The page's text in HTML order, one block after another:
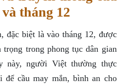
tháng 12
đặc biệt là vào tháng 12, được
trong phong tục dân gian
này, người Việt thường thực
để cầu may mắn, bình an cho